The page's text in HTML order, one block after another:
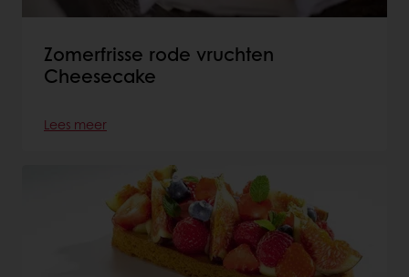
Zomerfrisse rode vruchten
Cheesecake
Lees meer